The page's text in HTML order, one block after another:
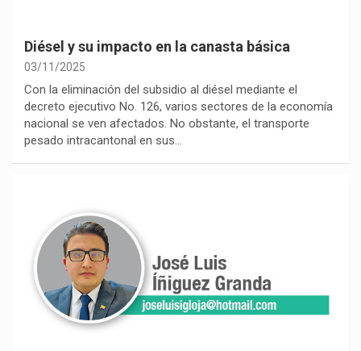
Diésel y su impacto en la canasta básica
03/11/2025
Con la eliminación del subsidio al diésel mediante el
decreto ejecutivo No. 126, varios sectores de la economía
nacional se ven afectados. No obstante, el transporte
pesado intracantonal en sus…